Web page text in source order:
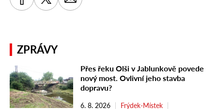
ZPRÁVY
Přes řeku Olši v Jablunkově povede
nový most. Ovlivní jeho stavba
dopravu?
6. 8. 2026 Frýdek-Místek